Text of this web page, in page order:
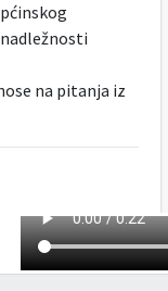
na pitanja iz